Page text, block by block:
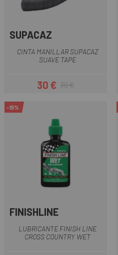
SUPACAZ
CINTA MANILLAR SUPACAZ
SUAVE TAPE
Precio
30 €Precio regular
30 €
-15%
FINISHLINE
LUBRICANTE FINISH LINE
CROSS COUNTRY WET